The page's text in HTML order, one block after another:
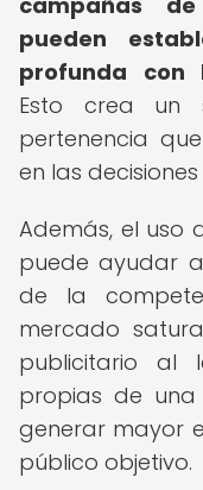
pueden
profunda con
Esto crea un
pertenencia
en las
Además, el uso
puede ayudar
de la
mercado
publicitario al
propias de
generar mayor
público objetivo.